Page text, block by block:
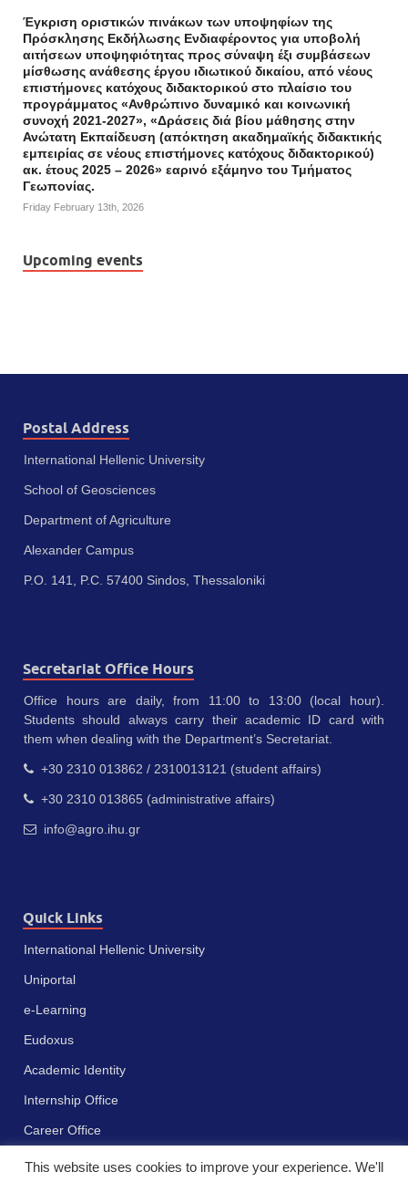
Έγκριση οριστικών πινάκων των υποψηφίων της
Πρόσκλησης Εκδήλωσης Ενδιαφέροντος για υποβολή
αιτήσεων υποψηφιότητας προς σύναψη έξι συμβάσεων
μίσθωσης ανάθεσης έργου ιδιωτικού δικαίου, από νέους
επιστήμονες κατόχους διδακτορικού στο πλαίσιο του
προγράμματος «Ανθρώπινο δυναμικό και κοινωνική
συνοχή 2021-2027», «Δράσεις διά βίου μάθησης στην
Ανώτατη Εκπαίδευση (απόκτηση ακαδημαϊκής διδακτικής
εμπειρίας σε νέους επιστήμονες κατόχους διδακτορικού)
ακ. έτους 2025 – 2026» εαρινό εξάμηνο του Τμήματος
Γεωπονίας.
Friday February 13th, 2026
Upcoming events
Postal Address
International Hellenic University
School of Geosciences
Department of Agriculture
Alexander Campus
P.O. 141, P.C. 57400 Sindos, Thessaloniki
Secretariat Office Hours
Office hours are daily, from 11:00 to 13:00 (local hour).
Students should always carry their academic ID card with
them when dealing with the Department’s Secretariat.
+30 2310 013862 / 2310013121 (student affairs)
+30 2310 013865 (administrative affairs)
info@agro.ihu.gr
Quick Links
International Hellenic University
Uniportal
e-Learning
Eudoxus
Academic Identity
Internship Office
Career Office
This website uses cookies to improve your experience. We'll